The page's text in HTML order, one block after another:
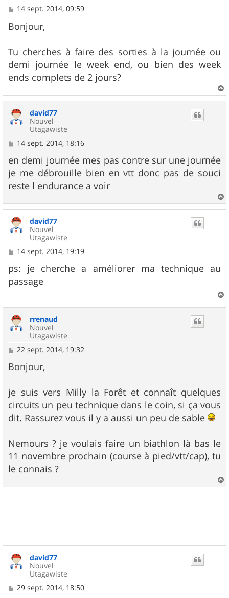
M
s
s
g
e
14 sept. 2014, 09:59
Bonjour,
Tu cherches à faire des sorties à la journée ou
demi journée le week end, ou bien des week
ends complets de 2 jours?
a
david77
Nouvel
Utagawiste
M
s
s
a
g
e
14 sept. 2014, 18:16
en demi journée mes pas contre sur une journée
je me débrouille bien en vtt donc pas de souci
reste l endurance a voir
a
david77
Nouvel
Utagawiste
M
s
s
a
e
14 sept. 2014, 19:19
ps: je cherche a améliorer ma technique au
passage
a
rrenaud
Nouvel
Utagawiste
M
s
s
g
e
22 sept. 2014, 19:32
Bonjour,
je suis vers Milly la Forêt et connaît quelques
circuits un peu technique dans le coin, si ça vous
dit. Rassurez vous il y a aussi un peu de sable
Nemours ? je voulais faire un biathlon là bas le
11 novembre prochain (course à pied/vtt/cap), tu
le connais ?
a
david77
Nouvel
Utagawiste
M
29 sept. 2014, 18:50